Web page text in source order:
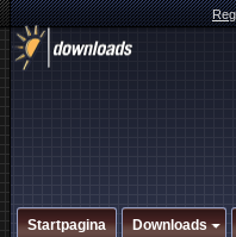
Startpagina Downloads